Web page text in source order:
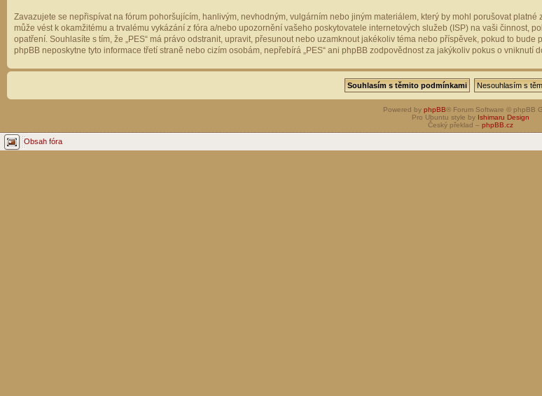
Zavazujete se nepřispívat na fórum pohoršujícím, hanlivým, nevhodným, vulgárním nebo jiným materiálem, který by mohl porušovat
může vést k okamžitému a trvalému vykázání z fóra a/nebo upozornění vašeho poskytovatele internetových služeb (ISP) na vaši činnost,
opatření. Souhlasíte s tím, že „PES“ má právo odstranit, upravit, přesunout nebo uzamknout jakékoliv téma nebo příspěvek, pokud to
phpBB neposkytne tyto informace třetí straně nebo cizím osobám, nepřebírá „PES“ ani phpBB zodpovědnost za jakýkoliv pokus o vniknutí
Powered by phpBB® Forum Software © phpBB
Pro Ubuntu style by Ishimaru Design
Český překlad – phpBB.cz
Obsah fóra